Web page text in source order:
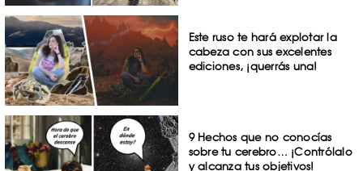
Este ruso te hará explotar la
cabeza con sus excelentes
ediciones, ¡querrás una!
9 Hechos que no conocías
sobre tu cerebro… ¡Contrólalo
y alcanza tus objetivos!